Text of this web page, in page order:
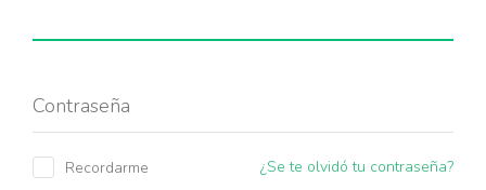
Contraseña
Recordarme ¿Se te olvidó tu contraseña?